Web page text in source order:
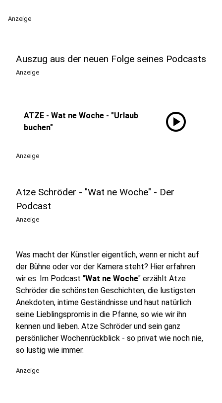
Anzeige
Auszug aus der neuen Folge seines Podcasts
Anzeige
ATZE - Wat ne Woche - "Urlaub
buchen"
play_circle
Anzeige
Atze Schröder - "Wat ne Woche" - Der
Podcast
Anzeige
Was macht der Künstler eigentlich, wenn er nicht auf
der Bühne oder vor der Kamera steht? Hier erfahren
wir es. Im Podcast "Wat ne Woche" erzählt Atze
Schröder die schönsten Geschichten, die lustigsten
Anekdoten, intime Geständnisse und haut natürlich
seine Lieblingspromis in die Pfanne, so wie wir ihn
kennen und lieben. Atze Schröder und sein ganz
persönlicher Wochenrückblick - so privat wie noch nie,
so lustig wie immer.
Anzeige